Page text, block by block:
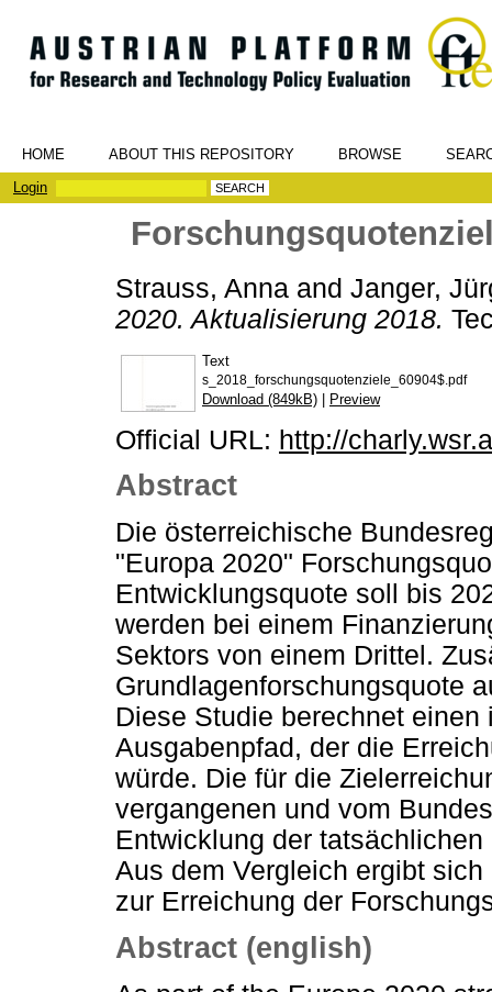
HOME ABOUT THIS REPOSITORY BROWSE
Login
Strauss, Anna and Janger,
2020. Aktualisierung 2018.
Text
s_2018_forschungsquotenziele_60904$.pdf
Download (849kB) | Preview
Official URL: http://
Abstract
Die österreichische
"Europa 2020"
Entwicklungsquote soll bis
werden bei einem
Sektors von einem Drittel.
Grundlagenforschungsquote
Diese Studie berechnet
Ausgabenpfad, der die
würde. Die für die
vergangenen und vom
Entwicklung der
Aus dem Vergleich ergibt
zur Erreichung der
Abstract (english)